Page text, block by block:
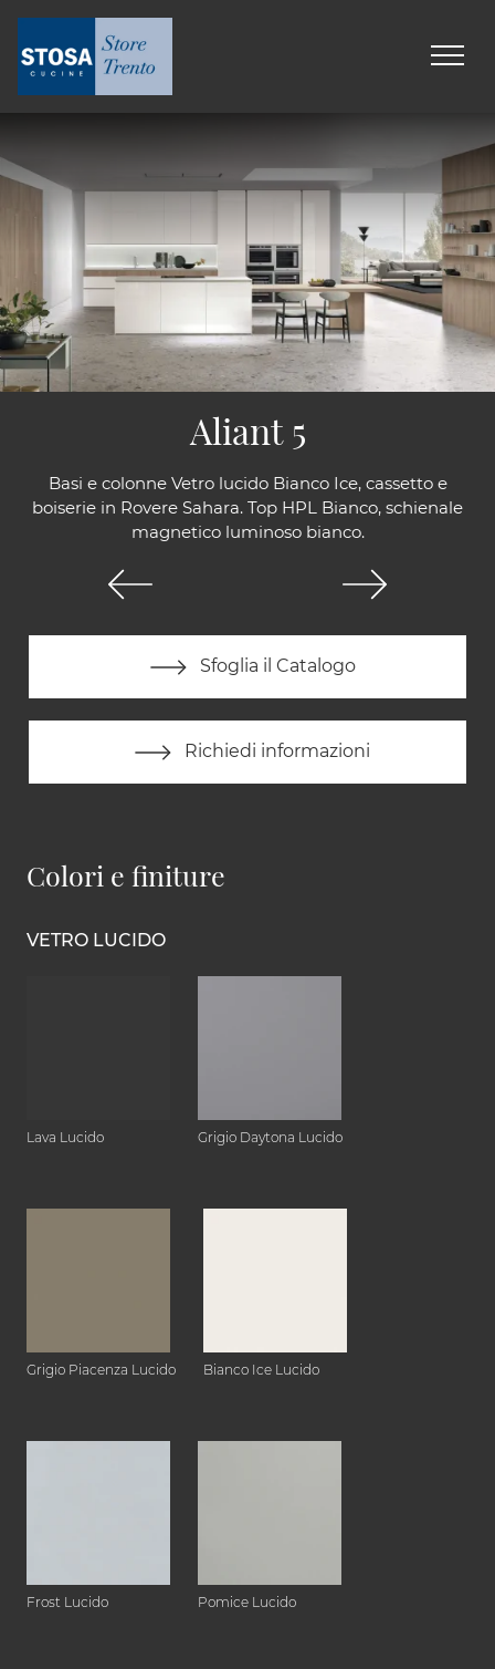
Basi e colonne Vetro lucido Bianco Ice, cassetto e
boiserie in Rovere Sahara. Top HPL Bianco, schienale
magnetico luminoso bianco.
Sfoglia il Catalogo
Richiedi informazioni
Aliant 5
Colori e finiture
VETRO LUCIDO
Lava Lucido Grigio Daytona Lucido
Grigio Piacenza Lucido Bianco Ice Lucido
Frost Lucido Pomice Lucido